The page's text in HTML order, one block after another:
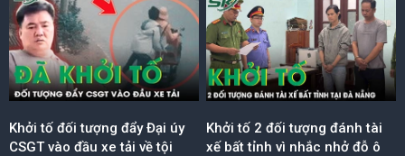
Khởi tố đối tượng đẩy Đại úy
CSGT vào đầu xe tải về tội
Khởi tố 2 đối tượng đánh tài
xế bất tỉnh vì nhắc nhở đỗ ô